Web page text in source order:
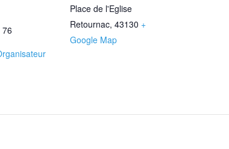
Place de l'Eglise
Retournac, 43130 +
Google Map